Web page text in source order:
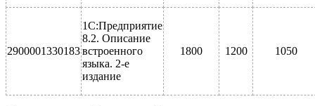
2900001330183
1С:Предприятие
8.2. Описание
встроенного
языка. 2-е
издание
1800 1200 1050